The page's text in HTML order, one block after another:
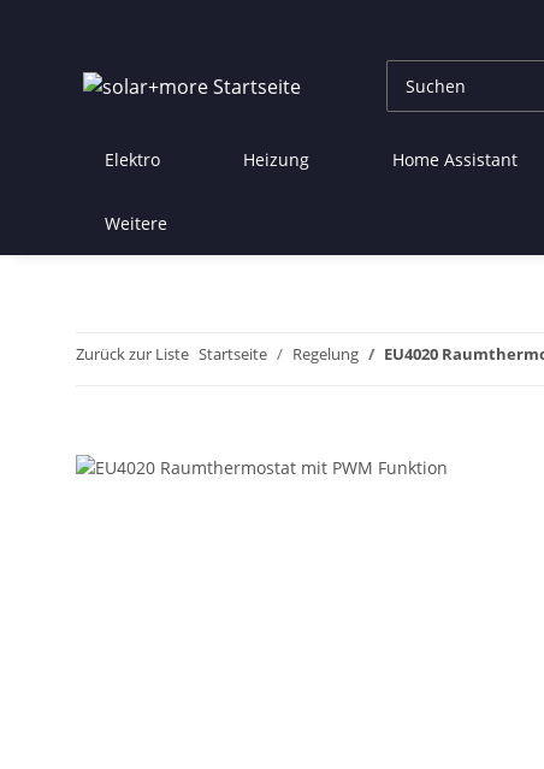
Elektro Heizung Home Assistant
Weitere
Zurück zur Liste Startseite Regelung EU4020